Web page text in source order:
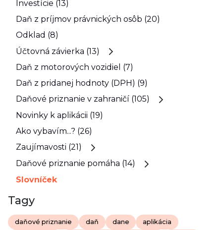
Investície (13)
Daň z príjmov právnických osôb (20)
Odklad (8)
Účtovná závierka (13)
Daň z motorových vozidiel (7)
Daň z pridanej hodnoty (DPH) (9)
Daňové priznanie v zahraničí (105)
Novinky k aplikácii (19)
Ako vybavím...? (26)
Zaujímavosti (21)
Daňové priznanie pomáha (14)
Slovníček
Tagy
daňové priznanie daň dane aplikácia